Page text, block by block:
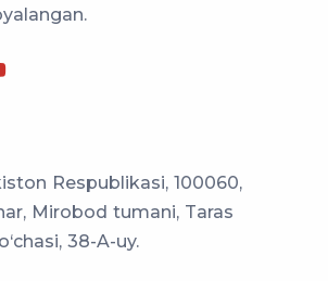
Respublikasi, 100060,
Mirobod tumani, Taras
38-A-uy.